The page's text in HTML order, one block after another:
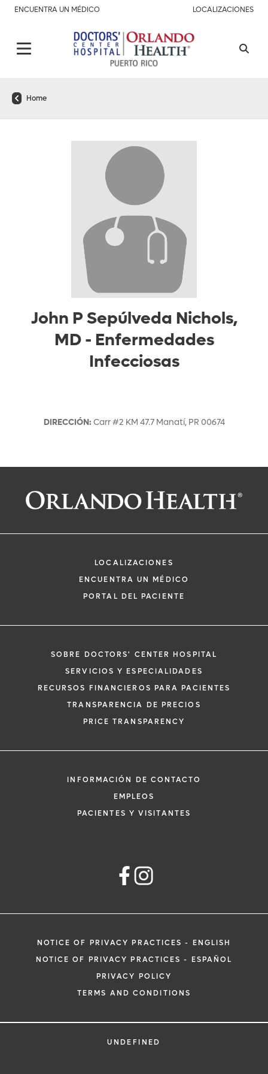
ENCUENTRA UN MÉDICO LOCALIZACIONES
Home
John P Sepúlveda Nichols,
MD - Enfermedades
Infecciosas
DIRECCIÓN:Carr #2 KM 47.7 Manatí, PR 00674
Solicitar una cita con:
John P Sepúlveda Nichols, MD
Enfermedades Infecciosas
*Si tiene una emergencia médica, llame
inmediato.
El siguiente formulario solo crea una
no una cita confirmada. Al completarlo,
representante se pondrá en contacto
información médica por correo
Orlando Health y sus afiliados.
LOCALIZACIONES
ENCUENTRA UN MÉDICO
PORTAL DEL PACIENTE
SOBRE DOCTORS' CENTER HOSPITAL
SERVICIOS Y ESPECIALIDADES
RECURSOS FINANCIEROS PARA PACIENTES
TRANSPARENCIA DE PRECIOS
PRICE TRANSPARENCY
INFORMACIÓN DE CONTACTO
EMPLEOS
PACIENTES Y VISITANTES
NOTICE OF PRIVACY PRACTICES - ENGLISH
NOTICE OF PRIVACY PRACTICES - ESPAÑOL
PRIVACY POLICY
TERMS AND CONDITIONS
UNDEFINED